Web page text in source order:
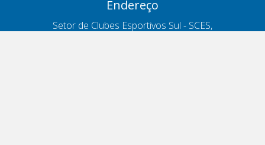
Endereço
Setor de Clubes Esportivos Sul - SCES,